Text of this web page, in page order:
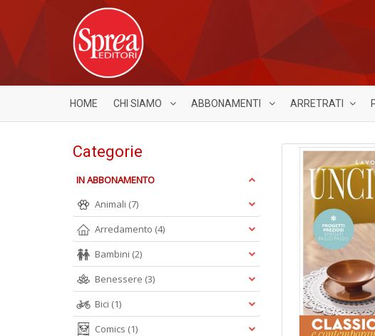
HOME CHI SIAMO ABBONAMENTI ARRETRATI
Categorie
IN ABBONAMENTO
Animali (7)
Arredamento (4)
Bambini (2)
Benessere (3)
Bici (1)
Comics (1)